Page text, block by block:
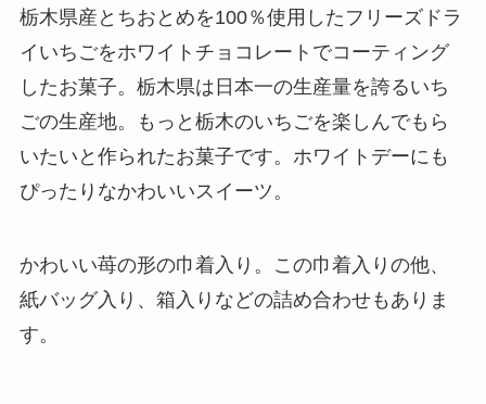
栃木県産とちおとめを100％使用したフリーズドラ
イいちごをホワイトチョコレートでコーティング
したお菓子。栃木県は日本一の生産量を誇るいち
ごの生産地。もっと栃木のいちごを楽しんでもら
いたいと作られたお菓子です。ホワイトデーにも
ぴったりなかわいいスイーツ。
かわいい苺の形の巾着入り。この巾着入りの他、
紙バッグ入り、箱入りなどの詰め合わせもありま
す。